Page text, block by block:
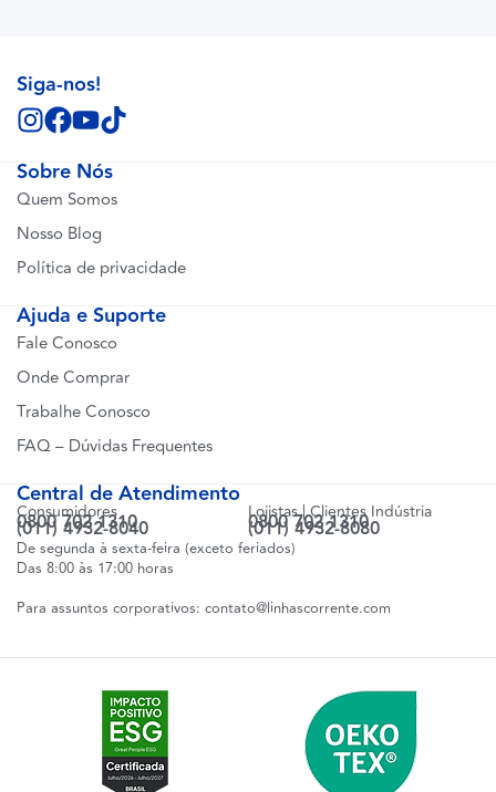
Sobre Nós
Quem Somos
Nosso Blog
Política de privacidade
Ajuda e Suporte
Fale Conosco
Onde Comprar
Trabalhe Conosco
FAQ – Dúvidas Frequentes
Central de Atendimento
Consumidores
0800 702 1310
(011) 4932-8040
Lojistas | Clientes Indústria
0800 702 1310
(011) 4932-8080
De segunda à sexta-feira (exceto feriados)
Das 8:00 às 17:00 horas
Para assuntos corporativos: contato@linhascorrente.com
Siga-nos!